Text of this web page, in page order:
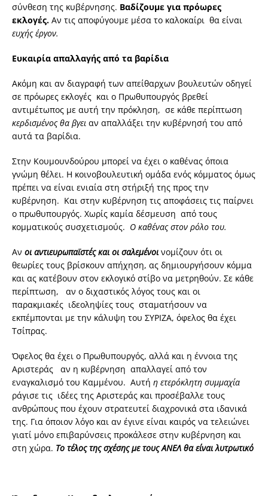
σύνθεση της κυβέρνησης. Bαδίζουμε για πρόωρες
εκλογές. Αν τις αποφύγουμε μέσα το καλοκαίρι θα είναι
ευχής έργον.
Ευκαιρία απαλλαγής από τα βαρίδια
Ακόμη και αν διαγραφή των απείθαρχων βουλευτών οδηγεί
σε πρόωρες εκλογές και ο Πρωθυπουργός βρεθεί
αντιμέτωπος με αυτή την πρόκληση, σε κάθε περίπτωση
κερδισμένος θα βγει αν απαλλάξει την κυβέρνησή του από
αυτά τα βαρίδια.
Στην Κουμουνδούρου μπορεί να έχει ο καθένας όποια
γνώμη θέλει. Η κοινοβουλευτική ομάδα ενός κόμματος όμως
πρέπει να είναι ενιαία στη στήριξή της προς την
κυβέρνηση. Και στην κυβέρνηση τις αποφάσεις τις παίρνει
ο πρωθυπουργός. Χωρίς καμία δέσμευση από τους
κομματικούς συσχετισμούς. Ο καθένας στον ρόλο του.
Αν οι αντιευρωπαϊστές και οι σαλεμένοι νομίζουν ότι οι
θεωρίες τους βρίσκουν απήχηση, ας δημιουργήσουν κόμμα
και ας κατέβουν στον εκλογικό στίβο να μετρηθούν. Σε κάθε
περίπτωση, αν ο διχαστικός λόγος τους και οι
παρακμιακές ιδεοληψίες τους σταματήσουν να
εκπέμπονται με την κάλυψη του ΣΥΡΙΖΑ, όφελος θα έχει
Τσίπρας.
Όφελος θα έχει ο Πρωθυπουργός, αλλά και η έννοια της
Αριστεράς αν η κυβέρνηση απαλλαγεί από τον
εναγκαλισμό του Καμμένου. Αυτή η ετερόκλητη συμμαχία
ράγισε τις ιδέες της Αριστεράς και προσέβαλλε τους
ανθρώπους που έχουν στρατευτεί διαχρονικά στα ιδανικά
της. Για όποιον λόγο και αν έγινε είναι καιρός να τελειώνει
γιατί μόνο επιβαρύνσεις προκάλεσε στην κυβέρνηση και
στη χώρα. Το τέλος της σχέσης με τους ΑΝΕΛ θα είναι λυτρωτικό